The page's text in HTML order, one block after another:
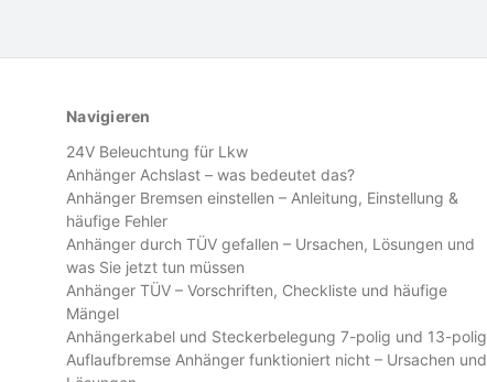
Navigieren
24V Beleuchtung für Lkw
Anhänger Achslast – was bedeutet das?
Anhänger Bremsen einstellen – Anleitung, Einstellung &
häufige Fehler
Anhänger durch TÜV gefallen – Ursachen, Lösungen und
was Sie jetzt tun müssen
Anhänger TÜV – Vorschriften, Checkliste und häufige
Mängel
Anhängerkabel und Steckerbelegung 7-polig und 13-polig
Auflaufbremse Anhänger funktioniert nicht – Ursachen und